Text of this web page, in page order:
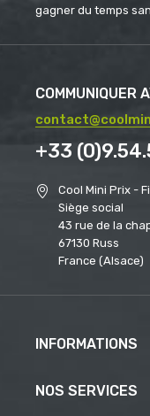
gagner du temps
COMMUNIQUER
+33
Cool Mini Prix -
Siège social
43 rue de la
67130 Russ
France (Alsace)
INFORMATIONS
NOS SERVICES